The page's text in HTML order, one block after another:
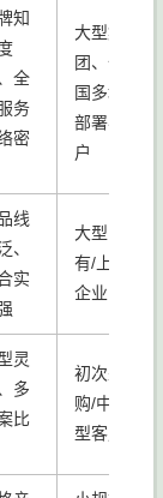
知
全
务
密
大型集
团、全
国多地
部署客
户
线
、
实
大型国
有/上市
企业
灵
多
比
初次采
购/中小
型客户